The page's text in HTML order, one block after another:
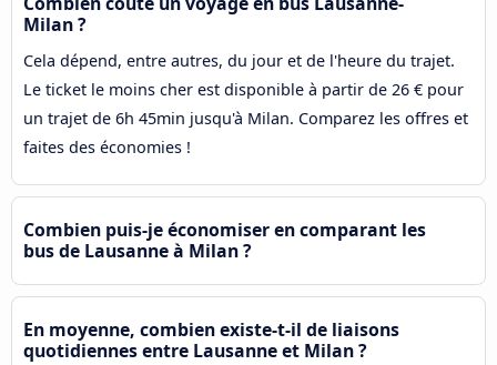
Milan ?
Cela dépend, entre autres, du jour et de l'heure du trajet.
Le ticket le moins cher est disponible à partir de 26 € pour
un trajet de 6h 45min jusqu'à Milan. Comparez les offres et
faites des économies !
Combien puis-je économiser en comparant les
bus de Lausanne à Milan ?
En moyenne, combien existe-t-il de liaisons
quotidiennes entre Lausanne et Milan ?